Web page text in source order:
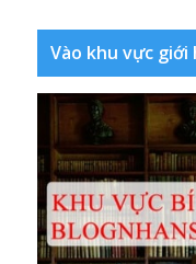
Vào khu vực giới